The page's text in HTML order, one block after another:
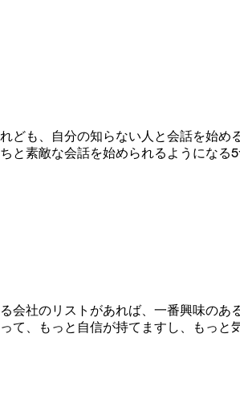
も、自分の知らない人と会話を始め
素敵な会話を始められるようになる5
社のリストがあれば、一番興味のあ
、もっと自信が持てますし、もっと